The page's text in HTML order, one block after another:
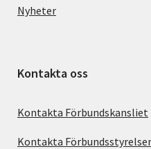
Nyheter
Kontakta oss
Kontakta Förbundskansliet
Kontakta